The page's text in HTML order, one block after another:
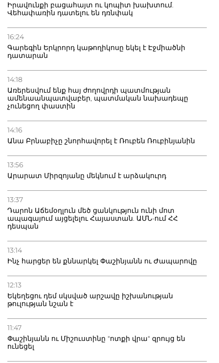
Իրավունքի բացահայտ ու կոպիտ խախտում.
Վեհափառին դատելու են դռնփակ
16:24
Գարեգին Երկրորդ կաթողիկոսը եկել է Էջմիածնի
դատարան
14:18
Առերեսվում ենք հայ ժողովրդի պատմության
ամենաանպատվաբեր, պատմական նախադեպը
չունեցող փաստին
14:16
Անա Բրնաբիչը շնորհավորել է Ռուբեն Ռուբինյանին
13:56
Արարատ Միրզոյանը մեկնում է արձակուրդ
13:37
Դարոն Աճեմօղլուն մեծ ցանկություն ունի մոտ
ապագայում այցելելու Հայաստան. ԱՄՆ-ում ՀՀ
դեսպան
13:14
Ինչ հարցեր են քննարկել Փաշինյանն ու Ժապարովը
12:13
Եկեղեցու դեմ սկսված արշավը իշխանության
թուլության նշան է
11:47
Փաշինյանն ու Միշուստինը "ոտքի վրա" զրույց են
ունեցել